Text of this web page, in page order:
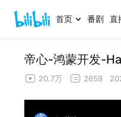
首页 番剧 直
帝心-鸿蒙开发-
20.7万 2659